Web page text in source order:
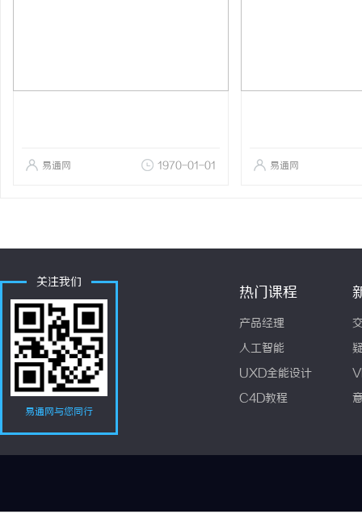
易通网 1970-01-01 易通网
关注我们
易通网与您同行
热门课程
产品经理
人工智能
UXD全能设计
C4D教程